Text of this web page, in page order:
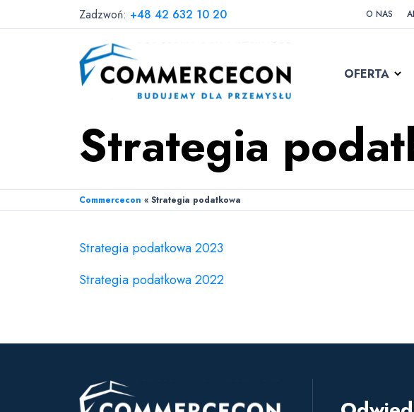
Zadzwoń: +48 42 632 10 20 O NAS
OFERTA
Strategia
Commercecon « Strategia podatkowa
Strategia podatkowa 2023
Strategia podatkowa 2022